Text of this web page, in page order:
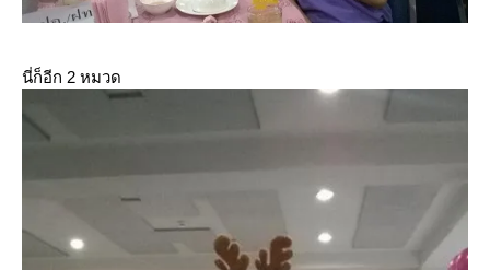
นี่ก็อีก 2 หมวด